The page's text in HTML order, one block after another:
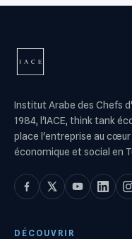
Institut Arabe des Chefs
1984, l'IACE, think tank
place l'entreprise au
économique et social en
DÉCOUVRIR